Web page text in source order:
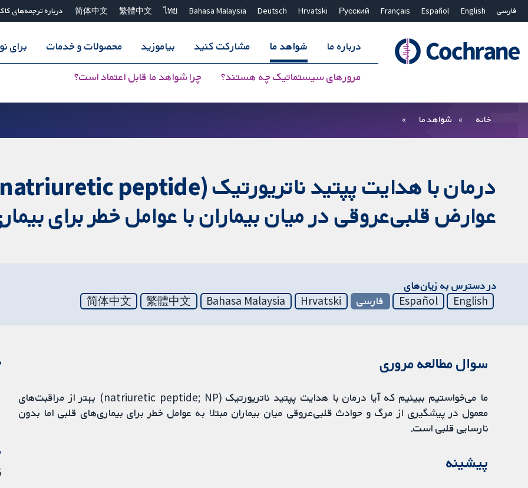
فارسی English
Español
Français
Русский
Hrvatski
Deutsch
Bahasa Malaysia
ไทย
繁體中文
简体中文 درباره ترجمه‌های
درباره ما شواهد ما
مرورهای سیستماتیک چه هستند؟ چرا شواهد ما قابل اعتماد است؟
مشارکت کنید بیاموزید محصولات و خدمات برای
بستن جستجو ✖
خانه شواهد ما
عوارض قلبی‌عروقی در میان بیماران با عوامل خطر برای
در دسترس به زیان‌های
English
Español فارسی Hrvatski
Bahasa Malaysia
繁體中文
简体中文
سوال مطالعه مروری
ما می‌خواستیم ببینیم که آیا درمان با هدایت پپتید ناتریورتیک (natriuretic peptide; NP) بهتر از مراقبت‌های
معمول در پیشگیری از مرگ و حوادث قلبی‌عروقی میان بیماران مبتلا به عوامل خطر برای بیماری‌های قلبی اما بدون
نارسایی قلبی است.
پیشینه